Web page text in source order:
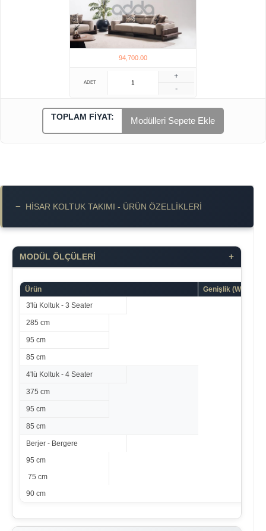
94,700.00
ADET
+
-
TOPLAM FIYAT: Modülleri Sepete Ekle
− HISAR KOLTUK TAKIMI - ÜRÜN ÖZELLIKLERI
MODÜL ÖLÇÜLERİ +
Ürün
Genişlik (W)
3'lü Koltuk - 3 Seater
285 cm
95 cm
85 cm
4'lü Koltuk - 4 Seater
375 cm
95 cm
85 cm
Berjer - Bergere
95 cm
75 cm
90 cm